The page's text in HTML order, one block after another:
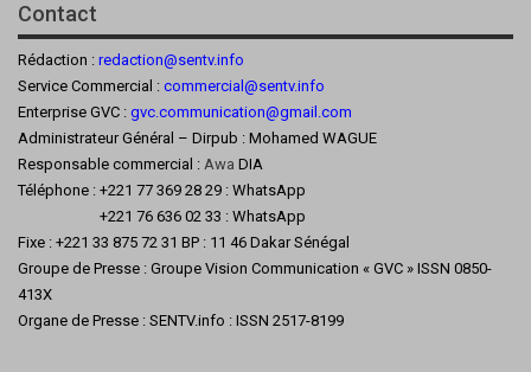
Contact
Rédaction : redaction@sentv.info
Service Commercial : commercial@sentv.info
Enterprise GVC : gvc.communication@gmail.com
Administrateur Général – Dirpub : Mohamed WAGUE
Responsable commercial : Awa DIA
Téléphone : +221 77 369 28 29 : WhatsApp
+221 76 636 02 33 : WhatsApp
Fixe : +221 33 875 72 31 BP : 11 46 Dakar Sénégal
Groupe de Presse : Groupe Vision Communication « GVC » ISSN 0850-
413X
Organe de Presse : SENTV.info : ISSN 2517-8199